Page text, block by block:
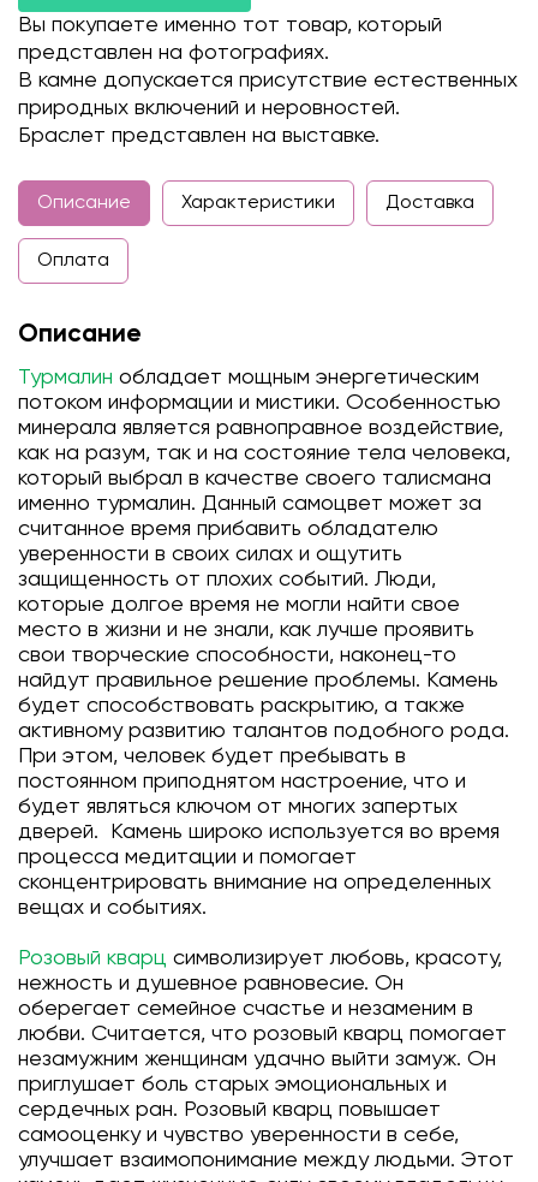
Вы покупаете именно тот товар, который
представлен на фотографиях.
В камне допускается присутствие естественных
природных включений и неровностей.
Браслет представлен на выставке.
Описание Характеристики Доставка
Оплата
Описание
Турмалин обладает мощным энергетическим
потоком информации и мистики. Особенностью
минерала является равноправное воздействие,
как на разум, так и на состояние тела человека,
который выбрал в качестве своего талисмана
именно турмалин. Данный самоцвет может за
считанное время прибавить обладателю
уверенности в своих силах и ощутить
защищенность от плохих событий. Люди,
которые долгое время не могли найти свое
место в жизни и не знали, как лучше проявить
свои творческие способности, наконец-то
найдут правильное решение проблемы. Камень
будет способствовать раскрытию, а также
активному развитию талантов подобного рода.
При этом, человек будет пребывать в
постоянном приподнятом настроение, что и
будет являться ключом от многих запертых
дверей. Камень широко используется во время
процесса медитации и помогает
сконцентрировать внимание на определенных
вещах и событиях.
Розовый кварц символизирует любовь, красоту,
нежность и душевное равновесие. Он
оберегает семейное счастье и незаменим в
любви. Считается, что розовый кварц помогает
незамужним женщинам удачно выйти замуж. Он
приглушает боль старых эмоциональных и
сердечных ран. Розовый кварц повышает
самооценку и чувство уверенности в себе,
улучшает взаимопонимание между людьми. Этот